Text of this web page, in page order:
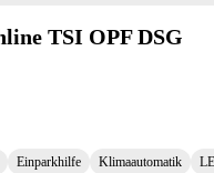
TSI OPF DSG
Einparkhilfe Klimaautomatik